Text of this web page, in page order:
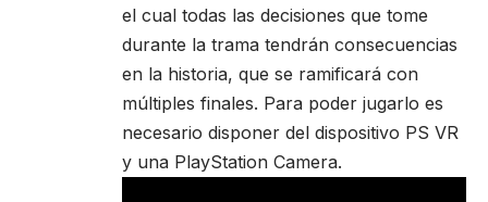
el cual todas las decisiones que tome
durante la trama tendrán consecuencias
en la historia, que se ramificará con
múltiples finales. Para poder jugarlo es
necesario disponer del dispositivo PS VR
y una PlayStation Camera.